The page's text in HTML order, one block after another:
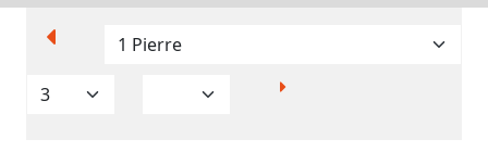
Translittérations
Analyse